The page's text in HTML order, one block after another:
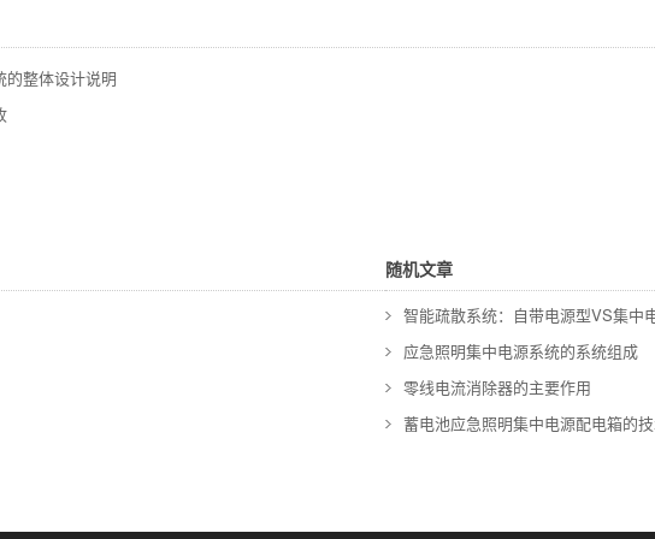
的整体设计说明
随机文章
智能疏散系统：自带电源型VS集中
应急照明集中电源系统的系统组成
零线电流消除器的主要作用
蓄电池应急照明集中电源配电箱的